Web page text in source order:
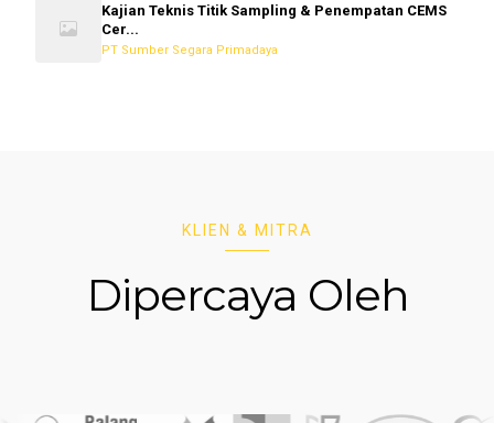
Kajian Teknis Titik Sampling & Penempatan CEMS
Cer...
PT Sumber Segara Primadaya
KLIEN & MITRA
Dipercaya Oleh